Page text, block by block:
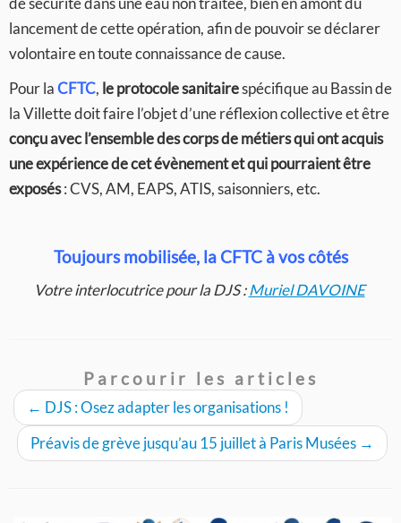
lancement de cette opération, afin de pouvoir se déclarer
volontaire en toute connaissance de cause.
Pour laCFTC, le protocole sanitairespécifique au Bassin de
la Villette doit faire l’objet d’une réflexion collective et être
conçu avec l’ensemble des corps de métiers qui ont acquis
une expérience de cet évènement et qui pourraient être
exposés: CVS, AM, EAPS, ATIS, saisonniers, etc.
Toujours mobilisée, la CFTC à vos côtés
Votre interlocutrice pour la DJS :Muriel DAVOINE
Parcourir les articles
← DJS : Osez adapter les organisations !
Préavis de grève jusqu’au 15 juillet à Paris Musées →